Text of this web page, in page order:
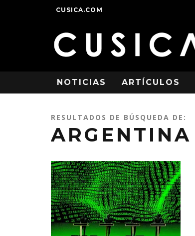
CUSICA.COM
NOTICIAS ARTÍCULOS
RESULTADOS DE BÚSQUEDA DE:
ARGENTINA